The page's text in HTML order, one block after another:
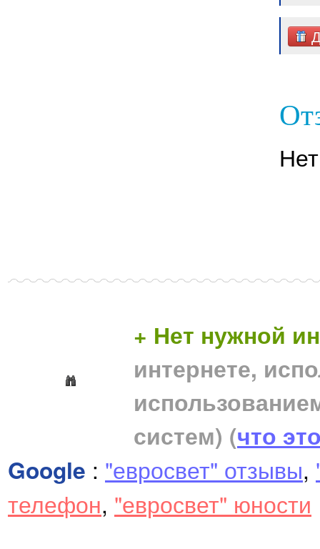
+ Нет нужной
интернете,
систем) (что
Google : "евросвет" отзывы,
телефон, "евросвет" юности